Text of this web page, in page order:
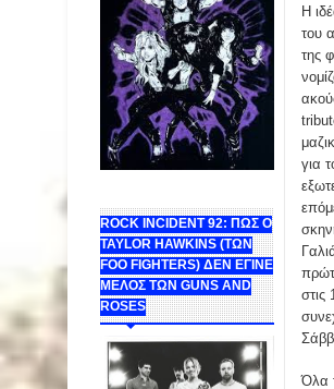
ROCK INCIDENT 92: ΠΩΣ Ο
TAYLOR HAWKINS (ΤΩΝ
FOO FIGHTERS) ΔΕΝ ΕΓΙΝΕ
ΜΕΛΟΣ ΤΩΝ GUNS AND
ROSES
Η
του
της
για
Όλα